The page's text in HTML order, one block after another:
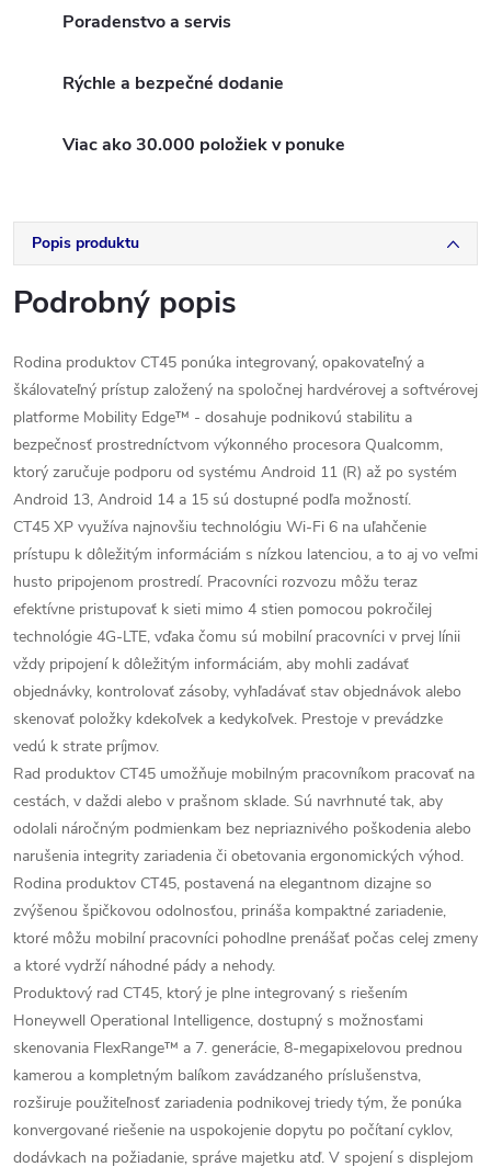
Poradenstvo a servis
Rýchle a bezpečné dodanie
Viac ako 30.000 položiek v ponuke
Popis produktu
Podrobný popis
Rodina produktov CT45 ponúka integrovaný, opakovateľný a
škálovateľný prístup založený na spoločnej hardvérovej a softvérovej
platforme Mobility Edge™ - dosahuje podnikovú stabilitu a
bezpečnosť prostredníctvom výkonného procesora Qualcomm,
ktorý zaručuje podporu od systému Android 11 (R) až po systém
Android 13, Android 14 a 15 sú dostupné podľa možností.
CT45 XP využíva najnovšiu technológiu Wi-Fi 6 na uľahčenie
prístupu k dôležitým informáciám s nízkou latenciou, a to aj vo veľmi
husto pripojenom prostredí. Pracovníci rozvozu môžu teraz
efektívne pristupovať k sieti mimo 4 stien pomocou pokročilej
technológie 4G-LTE, vďaka čomu sú mobilní pracovníci v prvej línii
vždy pripojení k dôležitým informáciám, aby mohli zadávať
objednávky, kontrolovať zásoby, vyhľadávať stav objednávok alebo
skenovať položky kdekoľvek a kedykoľvek. Prestoje v prevádzke
vedú k strate príjmov.
Rad produktov CT45 umožňuje mobilným pracovníkom pracovať na
cestách, v daždi alebo v prašnom sklade. Sú navrhnuté tak, aby
odolali náročným podmienkam bez nepriaznivého poškodenia alebo
narušenia integrity zariadenia či obetovania ergonomických výhod.
Rodina produktov CT45, postavená na elegantnom dizajne so
zvýšenou špičkovou odolnosťou, prináša kompaktné zariadenie,
ktoré môžu mobilní pracovníci pohodlne prenášať počas celej zmeny
a ktoré vydrží náhodné pády a nehody.
Produktový rad CT45, ktorý je plne integrovaný s riešením
Honeywell Operational Intelligence, dostupný s možnosťami
skenovania FlexRange™ a 7. generácie, 8-megapixelovou prednou
kamerou a kompletným balíkom zavádzaného príslušenstva,
rozširuje použiteľnosť zariadenia podnikovej triedy tým, že ponúka
konvergované riešenie na uspokojenie dopytu po počítaní cyklov,
dodávkach na požiadanie, správe majetku atď. V spojení s displejom